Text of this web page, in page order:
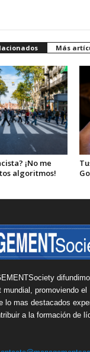
Más
¡No me
algoritmos!
mundial, promoviendo el
lo mas destacados
a la formación de